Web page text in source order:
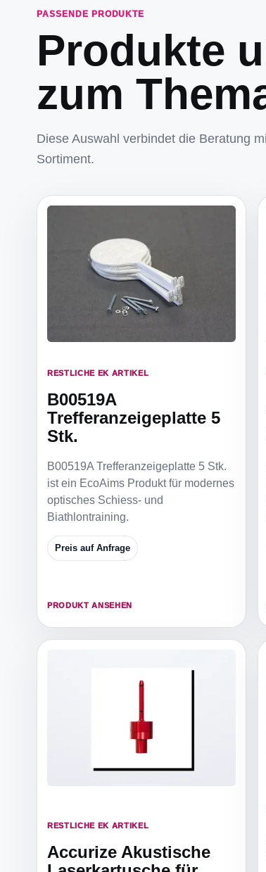
PASSENDE PRODUKTE
Produkte
zum
Diese Auswahl verbindet die Beratung
Sortiment.
RESTLICHE EK ARTIKEL
B00519A
Trefferanzeigeplatte 5
Stk.
B00519A Trefferanzeigeplatte 5 Stk.
ist ein EcoAims Produkt für modernes
optisches Schiess- und
Biathlontraining.
Preis auf Anfrage
PRODUKT ANSEHEN
RESTLICHE EK ARTIKEL
Accurize Akustische